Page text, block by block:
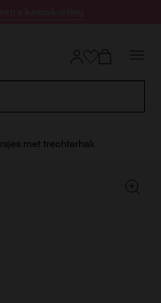
met trechterhak